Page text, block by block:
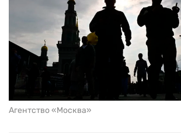
Агентство «Москва»